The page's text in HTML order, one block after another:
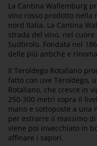
La Cantina Wallemburg
vino rosso prodotto nella
nord Italia. La Cantina
strada del vino, nel
Sudtirolo. Fondata nel
delle più antiche e
Il Teroldego Rotaliano
fatto con uve Teroldego,
Rotaliano, che cresce in
250-300 metri sopra il
mano e sottoposte a una
per estrarre il massimo
viene poi invecchiato in
affinare i sapori.